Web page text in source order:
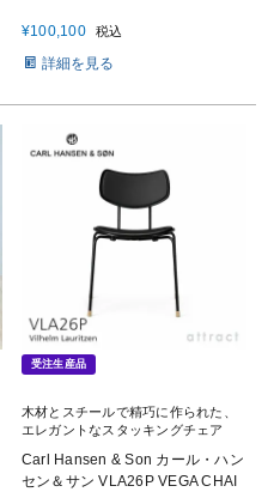
¥100,100 税込
詳細を見る
受注生産品
木材とスチールで精巧に作られた、
エレガントなスタッキングチェア
Carl Hansen & Son カール・ハン
セン＆サン VLA26P VEGA CHAI